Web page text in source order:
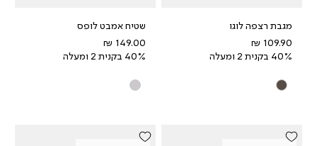
מגבת רצפה לוגו
מחיר
40% בקנית 2 ומעלה
שטיח אמבט לופס
מחיר
40% בקנית 2 ומעלה